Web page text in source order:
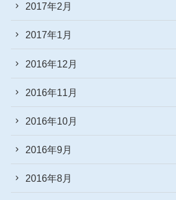
2017年2月
2017年1月
2016年12月
2016年11月
2016年10月
2016年9月
2016年8月